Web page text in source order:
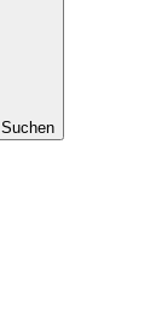
Suchen